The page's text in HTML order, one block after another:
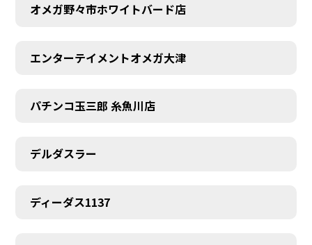
オメガ野々市ホワイトバード店
エンターテイメントオメガ大津
パチンコ玉三郎 糸魚川店
デルダスラー
ディーダス1137